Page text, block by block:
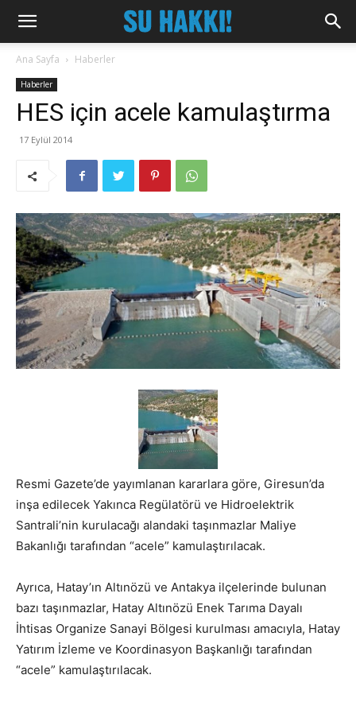
Ana Sayfa Haberler
Haberler
HES için acele kamulaştırma
17 Eylül 2014
Resmi Gazete’de yayımlanan kararlara göre, Giresun’da
inşa edilecek Yakınca Regülatörü ve Hidroelektrik
Santrali’nin kurulacağı alandaki taşınmazlar Maliye
Bakanlığı tarafından “acele” kamulaştırılacak.
Ayrıca, Hatay’ın Altınözü ve Antakya ilçelerinde bulunan
bazı taşınmazlar, Hatay Altınözü Enek Tarıma Dayalı
İhtisas Organize Sanayi Bölgesi kurulması amacıyla, Hatay
Yatırım İzleme ve Koordinasyon Başkanlığı tarafından
“acele” kamulaştırılacak.